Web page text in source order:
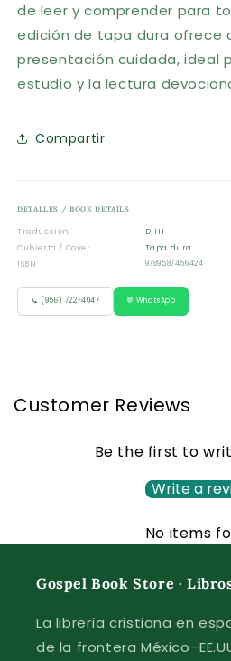
de leer y comprender para
edición de tapa dura ofrece
presentación cuidada, ideal
estudio y la lectura
Compartir
DETALLES / BOOK DETAILS
Traducción
DHH
Cubierta / Cover
Tapa dura
ISBN
9789587456424
📞 (956) 722-4047 💬 WhatsApp
Customer Reviews
Be the first to
Write a
No items
Gospel Book Store ·
La librería cristiana en
de la frontera